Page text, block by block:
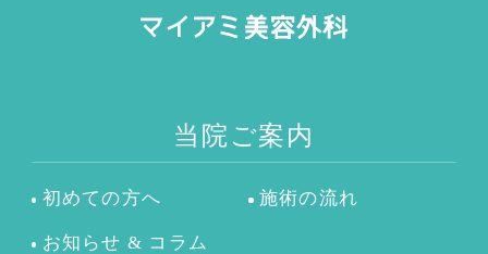
当院ご案内
初めての方へ 施術の流れ
お知らせ & コラム